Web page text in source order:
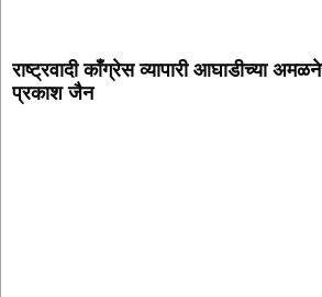
राष्ट्रवादी काँग्रेस व्यापारी आघाडीच्या
प्रकाश जैन